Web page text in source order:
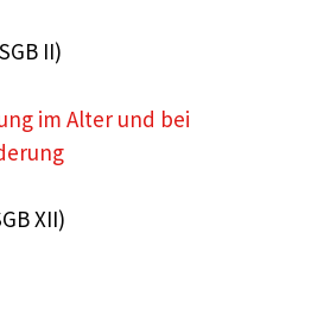
II)
im Alter und bei
XII)